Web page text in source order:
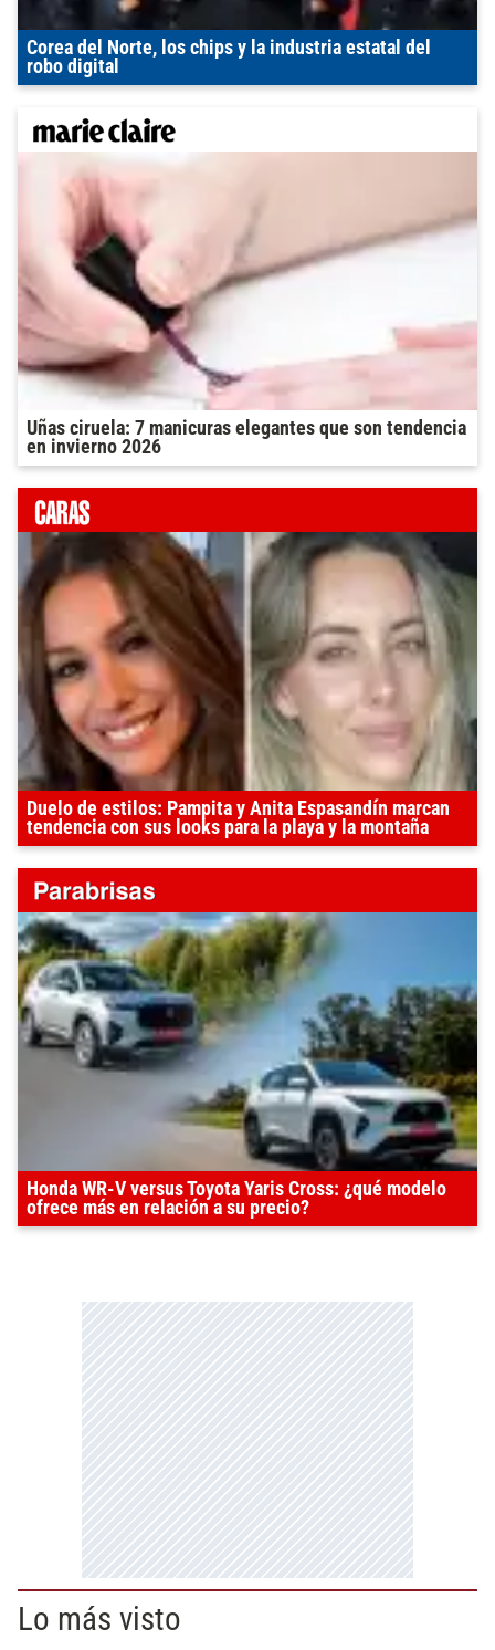
Corea del Norte, los chips y la industria estatal del
robo digital
Uñas ciruela: 7 manicuras elegantes que son tendencia
en invierno 2026
Duelo de estilos: Pampita y Anita Espasandín marcan
tendencia con sus looks para la playa y la montaña
Honda WR-V versus Toyota Yaris Cross: ¿qué modelo
ofrece más en relación a su precio?
Lo más visto